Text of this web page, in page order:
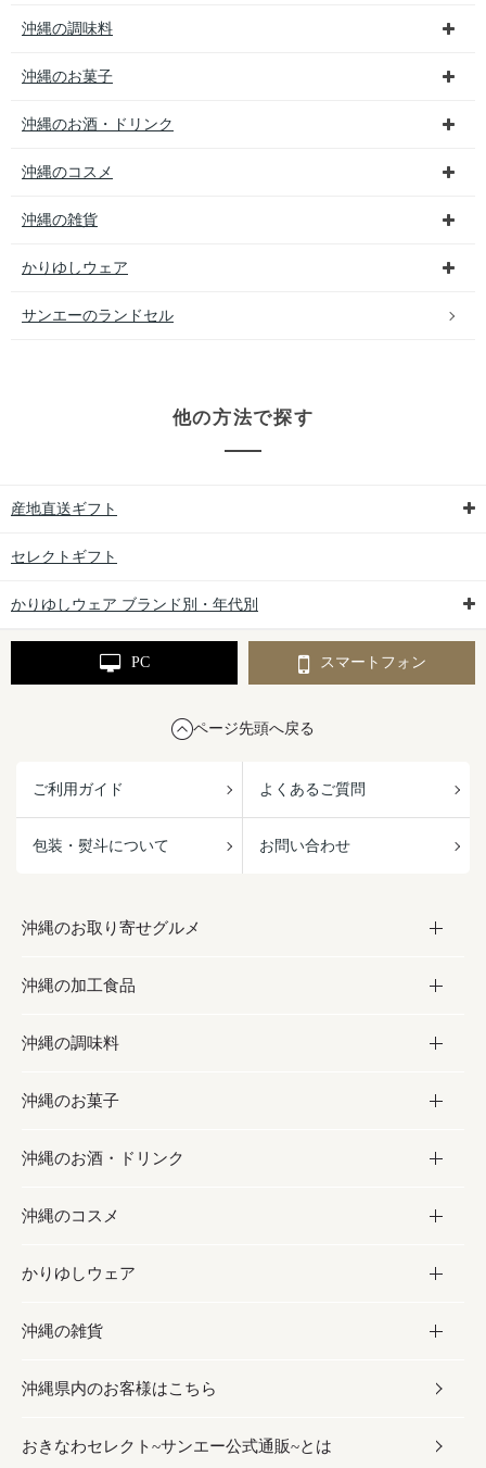
沖縄の調味料
沖縄のお菓子
沖縄のお酒・ドリンク
沖縄のコスメ
沖縄の雑貨
かりゆしウェア
サンエーのランドセル
他の方法で探す
産地直送ギフト
セレクトギフト
かりゆしウェア ブランド別・年代別
PC スマートフォン
ページ先頭へ戻る
ご利用ガイド よくあるご質問
包装・熨斗について お問い合わせ
沖縄のお取り寄せグルメ
お取り寄せグルメ
フルーツ・野菜
お肉
海産物
沖縄の加工食品
加工食品
缶詰／パウチ
沖縄料理
沖縄そば／乾麺
レトルト食品
乾物／粉類
沖縄の調味料
調味料
砂糖／黒砂糖
塩
お酢／ドレッシング
しょうゆ
みそ
だし／スパイス／島唐辛子
沖縄のお菓子
お菓子
黒糖
ちんすこう
伝統菓子
スナック
おつまみ
沖縄のお酒・ドリンク
お酒・ドリンク
泡盛
ビール・チューハイ
ワイン・ウィスキー・カクテル
ドリンク
沖縄のコスメ
コスメ
スキンケア
ボディケア
ヘアケア
かりゆしウェア
かりゆしウェア
メンズ
レディース
沖縄の雑貨
雑貨
沖縄ファッション
沖縄県内のお客様はこちら
おきなわセレクト~サンエー公式通販~とは